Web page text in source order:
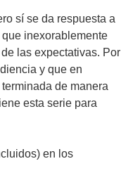
sí se da respuesta a
inexorablemente
las expectativas. Por
y que en
de manera
esta serie para
en los